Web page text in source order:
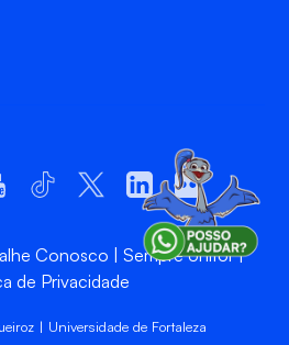
Conosco
Sempre Unifor
de Privacidade
| Universidade de Fortaleza